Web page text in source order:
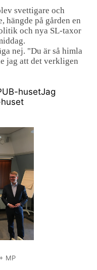
svettigare och
hängde på gården en
och nya SL-taxor
nej. "Du är så himla
jag att det verkligen
husetJag
MP